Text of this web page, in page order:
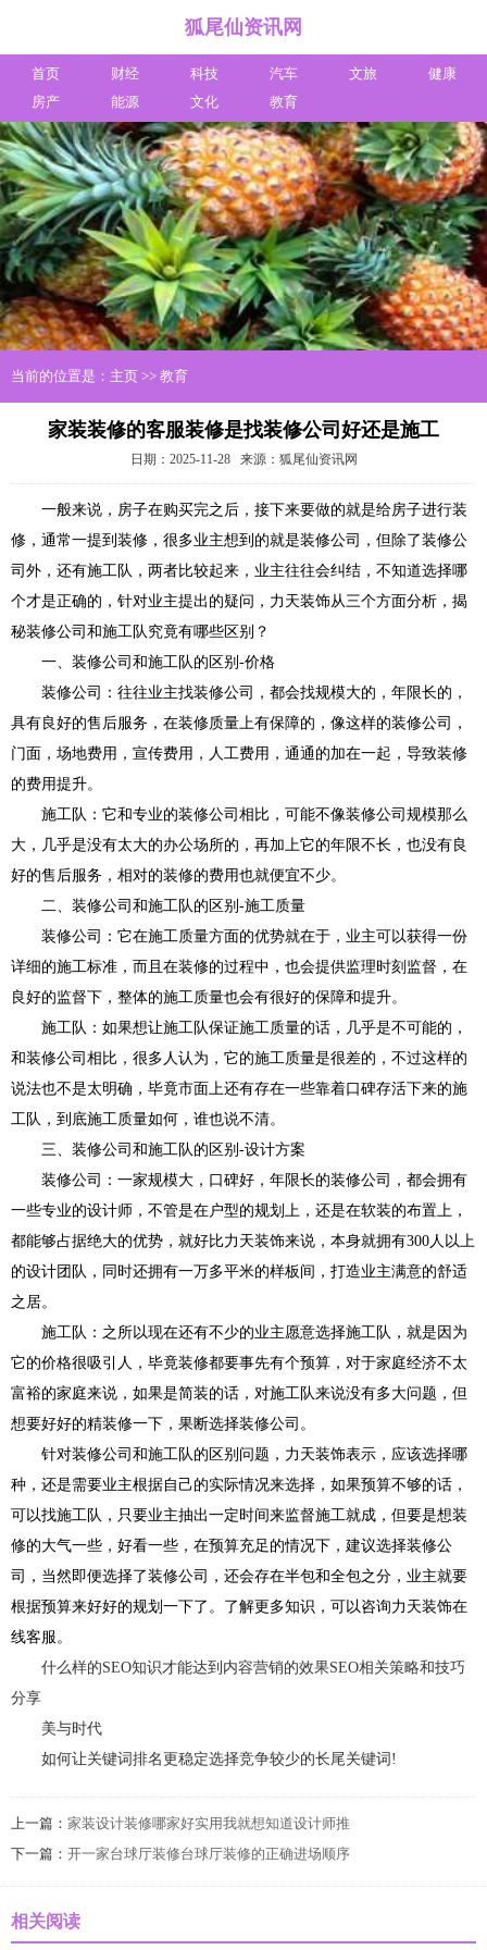
狐尾仙资讯网
首页 财经 科技 汽车 文旅
健康
房产
能源 文化 教育
当前的位置是： 主页 >> 教育
家装装修的客服装修是找装修公司好还是施工
日期：2025-11-28 来源：狐尾仙资讯网
一般来说，房子在购买完之后，接下来要做的就是给房子进行装
修，通常一提到装修，很多业主想到的就是装修公司，但除了装修公
司外，还有施工队，两者比较起来，业主往往会纠结，不知道选择哪
个才是正确的，针对业主提出的疑问，力天装饰从三个方面分析，揭
秘装修公司和施工队究竟有哪些区别？
一、装修公司和施工队的区别-价格
装修公司：往往业主找装修公司，都会找规模大的，年限长的，
具有良好的售后服务，在装修质量上有保障的，像这样的装修公司，
门面，场地费用，宣传费用，人工费用，通通的加在一起，导致装修
的费用提升。
施工队：它和专业的装修公司相比，可能不像装修公司规模那么
大，几乎是没有太大的办公场所的，再加上它的年限不长，也没有良
好的售后服务，相对的装修的费用也就便宜不少。
二、装修公司和施工队的区别-施工质量
装修公司：它在施工质量方面的优势就在于，业主可以获得一份
详细的施工标准，而且在装修的过程中，也会提供监理时刻监督，在
良好的监督下，整体的施工质量也会有很好的保障和提升。
施工队：如果想让施工队保证施工质量的话，几乎是不可能的，
和装修公司相比，很多人认为，它的施工质量是很差的，不过这样的
说法也不是太明确，毕竟市面上还有存在一些靠着口碑存活下来的施
工队，到底施工质量如何，谁也说不清。
三、装修公司和施工队的区别-设计方案
装修公司：一家规模大，口碑好，年限长的装修公司，都会拥有
一些专业的设计师，不管是在户型的规划上，还是在软装的布置上，
都能够占据绝大的优势，就好比力天装饰来说，本身就拥有300人以上
的设计团队，同时还拥有一万多平米的样板间，打造业主满意的舒适
之居。
施工队：之所以现在还有不少的业主愿意选择施工队，就是因为
它的价格很吸引人，毕竟装修都要事先有个预算，对于家庭经济不太
富裕的家庭来说，如果是简装的话，对施工队来说没有多大问题，但
想要好好的精装修一下，果断选择装修公司。
针对装修公司和施工队的区别问题，力天装饰表示，应该选择哪
种，还是需要业主根据自己的实际情况来选择，如果预算不够的话，
可以找施工队，只要业主抽出一定时间来监督施工就成，但要是想装
修的大气一些，好看一些，在预算充足的情况下，建议选择装修公
司，当然即便选择了装修公司，还会存在半包和全包之分，业主就要
根据预算来好好的规划一下了。了解更多知识，可以咨询力天装饰在
线客服。
什么样的SEO知识才能达到内容营销的效果SEO相关策略和技巧
分享
美与时代
如何让关键词排名更稳定选择竞争较少的长尾关键词!
上一篇： 家装设计装修哪家好实用我就想知道设计师推
下一篇： 开一家台球厅装修台球厅装修的正确进场顺序
相关阅读